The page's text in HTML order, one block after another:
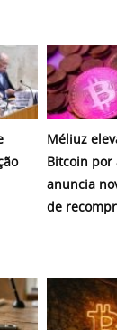
Méliuz
Bitcoin por
anuncia
de